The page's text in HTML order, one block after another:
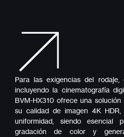
Para las exigencias del rodaje,
incluyendo la cinematografía
BVM-HX310 ofrece una
su calidad de imagen 4K
uniformidad, siendo esencial
gradación de color y